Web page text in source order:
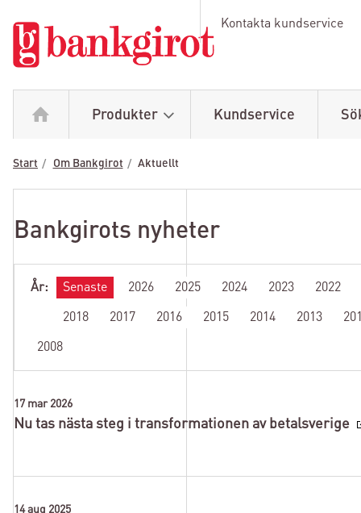
Kontakta kundservice
Produkter Kundservice
Start Om Bankgirot Aktuellt
Bankgirots nyheter
År: Senaste 2026 2025 2024 2023 2022
2018 2017 2016 2015 2014 2013
2008
17 mar 2026
Nu tas nästa steg i transformationen av betalsverige
14 aug 2025